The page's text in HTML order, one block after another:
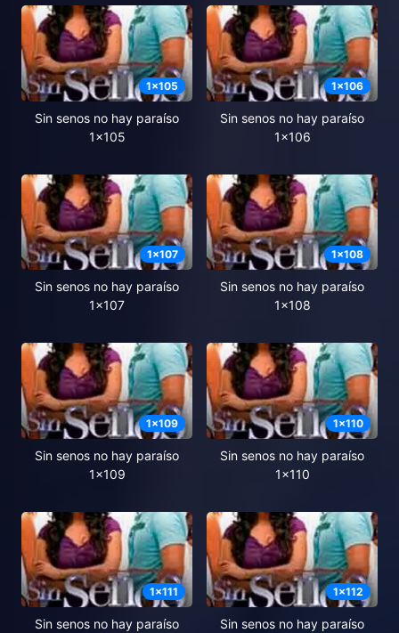
1x105
Sin senos no hay paraíso
1x105
1x106
Sin senos no hay paraíso
1x106
1x107
Sin senos no hay paraíso
1x107
1x108
Sin senos no hay paraíso
1x108
1x109
Sin senos no hay paraíso
1x109
1x110
Sin senos no hay paraíso
1x110
1x111
Sin senos no hay paraíso
1x112
Sin senos no hay paraíso